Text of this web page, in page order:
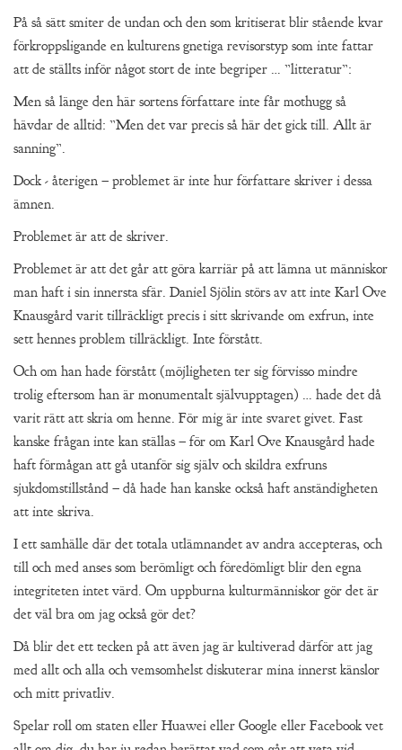
På så sätt smiter de undan och den som kritiserat blir stående kvar
förkroppsligande en kulturens gnetiga revisorstyp som inte fattar
att de ställts inför något stort de inte begriper … ”litteratur”:
Men så länge den här sortens författare inte får mothugg så
hävdar de alltid: ”Men det var precis så här det gick till. Allt är
sanning”.
Dock - återigen – problemet är inte hur författare skriver i dessa
ämnen.
Problemet är att de skriver.
Problemet är att det går att göra karriär på att lämna ut människor
man haft i sin innersta sfär. Daniel Sjölin störs av att inte Karl Ove
Knausgård varit tillräckligt precis i sitt skrivande om exfrun, inte
sett hennes problem tillräckligt. Inte förstått.
Och om han hade förstått (möjligheten ter sig förvisso mindre
trolig eftersom han är monumentalt självupptagen) … hade det då
varit rätt att skria om henne. För mig är inte svaret givet. Fast
kanske frågan inte kan ställas – för om Karl Ove Knausgård hade
haft förmågan att gå utanför sig själv och skildra exfruns
sjukdomstillstånd – då hade han kanske också haft anständigheten
att inte skriva.
I ett samhälle där det totala utlämnandet av andra accepteras, och
till och med anses som berömligt och föredömligt blir den egna
integriteten intet värd. Om uppburna kulturmänniskor gör det är
det väl bra om jag också gör det?
Då blir det ett tecken på att även jag är kultiverad därför att jag
med allt och alla och vemsomhelst diskuterar mina innerst känslor
och mitt privatliv.
Spelar roll om staten eller Huawei eller Google eller Facebook vet